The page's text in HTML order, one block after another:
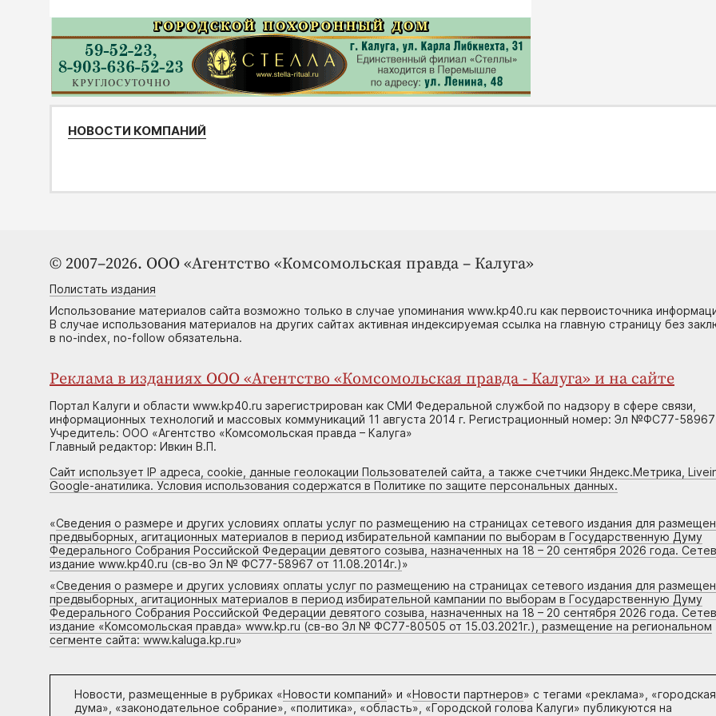
НОВОСТИ КОМПАНИЙ
© 2007–2026. ООО «Агентство «Комсомольская правда – Калуга»
Полистать издания
Использование материалов сайта возможно только в случае упоминания www.kp40.ru как первоисточника
В случае использования материалов на других сайтах активная индексируемая ссылка на главную страницу без
в no-index, no-follow обязательна.
Реклама в изданиях ООО «Агентство «Комсомольская правда - Калуга» и на сайте
Портал Калуги и области www.kp40.ru зарегистрирован как СМИ Федеральной службой по надзору в сфере связи,
информационных технологий и массовых коммуникаций 11 августа 2014 г. Регистрационный номер: Эл №ФС77-58967
Учредитель: ООО «Агентство «Комсомольская правда – Калуга»
Главный редактор: Ивкин В.П.
Сайт использует IP адреса, cookie, данные геолокации Пользователей сайта, а также счетчики Яндекс.Метрика,
Google-анатилика. Условия использования содержатся в Политике по защите персональных данных.
«Сведения о размере и других условиях оплаты услуг по размещению на страницах сетевого издания для
предвыборных, агитационных материалов в период избирательной кампании по выборам в Государственную Думу
Федерального Собрания Российской Федерации девятого созыва, назначенных на 18 – 20 сентября 2026 года.
издание www.kp40.ru (св-во Эл № ФС77-58967 от 11.08.2014г.)»
«Сведения о размере и других условиях оплаты услуг по размещению на страницах сетевого издания для
предвыборных, агитационных материалов в период избирательной кампании по выборам в Государственную Думу
Федерального Собрания Российской Федерации девятого созыва, назначенных на 18 – 20 сентября 2026 года.
издание «Комсомольская правда» www.kp.ru (св-во Эл № ФС77-80505 от 15.03.2021г.), размещение на региональном
сегменте сайта: www.kaluga.kp.ru»
Новости, размещенные в рубриках «Новости компаний» и «Новости партнеров» с тегами «реклама», «городская
дума», «законодательное собрание», «политика», «область», «Городской голова Калуги» публикуются на